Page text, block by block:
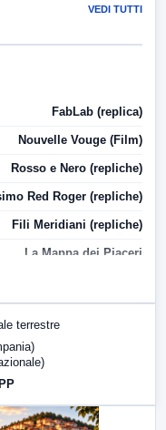
VEDI TUTTI
FabLab (replica)
Nouvelle Vouge (Film)
Rosso e Nero (repliche)
Red Roger (repliche)
Fili Meridiani (repliche)
La Mappa dei Piaceri
LabNews (replica)
LabNews (replica)
terrestre